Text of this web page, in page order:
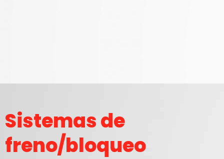
Sistemas de
freno/bloqueo